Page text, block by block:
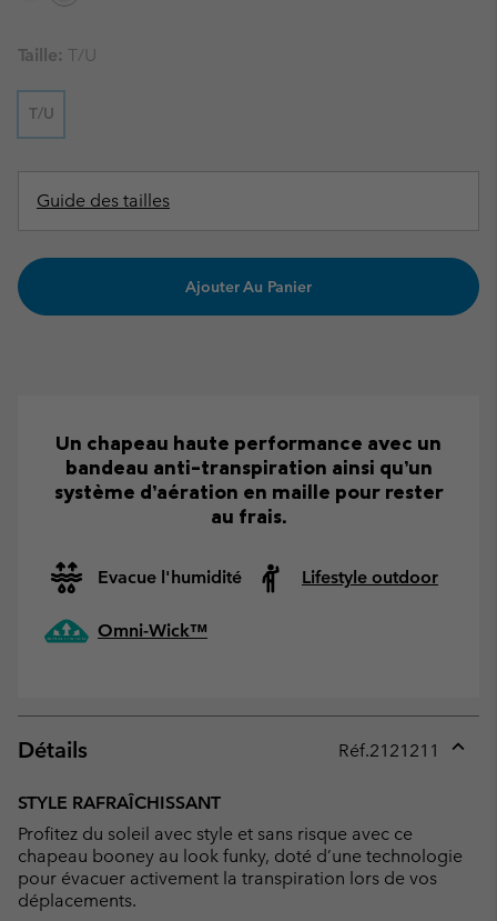
Taille: T/U
T/U
Guide des tailles
Ajouter Au Panier
Un chapeau haute performance avec un
bandeau anti-transpiration ainsi qu’un
système d’aération en maille pour rester
au frais.
Evacue l'humidité Lifestyle outdoor
Omni-Wick™
Détails Réf.2121211
STYLE RAFRAÎCHISSANT
Profitez du soleil avec style et sans risque avec ce
chapeau booney au look funky, doté d’une technologie
pour évacuer activement la transpiration lors de vos
déplacements.